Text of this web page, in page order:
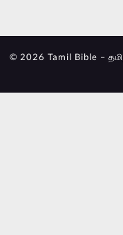
© 2026 Tamil Bible –